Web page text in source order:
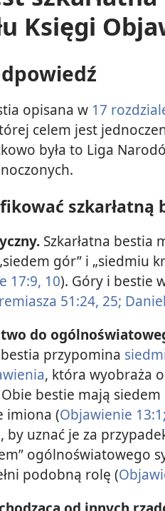
Księgi
opisana w 17
celem jest
była to Liga
szkarłatną
Szkarłatna bestia
gór” i „siedmiu
17:9, 10). Góry i bestie
51:24, 25;
do
bestia przypomina
, która wyobraża
bestie mają
imiona (Objawienie 13:1;
by uznać je za
ogólnoświatowego
podobną rolę (